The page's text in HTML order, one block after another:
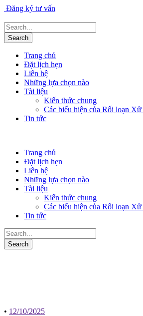
Đăng ký tư vấn
Trang chủ
Đặt lịch hẹn
Liên hệ
Những lựa chọn nào
Tài liệu
Kiến thức chung
Các biểu hiện của Rối loạn
Tin tức
Trang chủ
Đặt lịch hẹn
Liên hệ
Những lựa chọn nào
Tài liệu
Kiến thức chung
Các biểu hiện của Rối loạn
Tin tức
• 12/10/2025